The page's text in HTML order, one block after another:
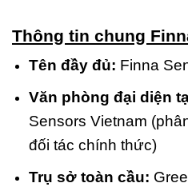
Thông tin chung
Tên đầy đủ: Finna
Văn phòng đại diện
Sensors Vietnam
đối tác chính thức)
Trụ sở toàn cầu: